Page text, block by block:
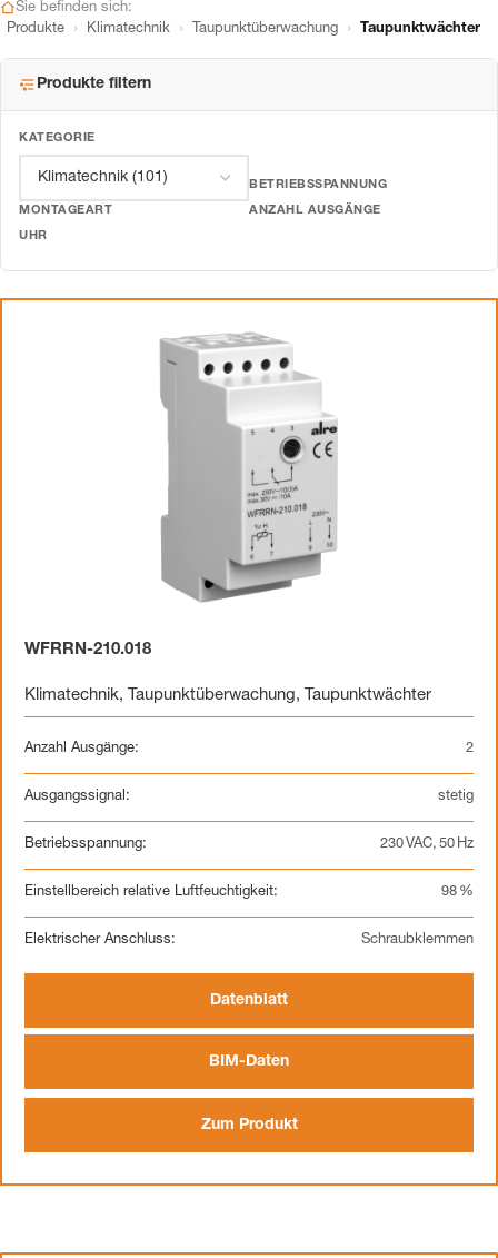
Sie befinden sich:
Produkte
› Klimatechnik › Taupunktüberwachung › Taupunktwächter
Produkte filtern
KATEGORIE
BETRIEBSSPANNUNG
MONTAGEART ANZAHL AUSGÄNGE
UHR
WFRRN-210.018
Klimatechnik, Taupunktüberwachung, Taupunktwächter
Anzahl Ausgänge: 2
Ausgangssignal: stetig
Betriebsspannung: 230 VAC, 50 Hz
Einstellbereich relative Luftfeuchtigkeit: 98 %
Elektrischer Anschluss: Schraubklemmen
Datenblatt
BIM-Daten
Zum Produkt